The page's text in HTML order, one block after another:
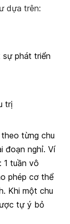
dựa trên:
sự phát triển
trị
từng chu
đoạn nghỉ. Ví
1 tuần vô
phép cơ thể
Khi một chu
tự ý bỏ